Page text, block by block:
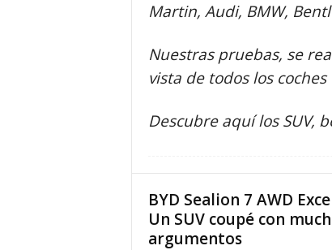
Martin, Audi, BMW,
Nuestras pruebas, se
vista de todos los
Descubre aquí los SUV,
BYD Sealion 7 AWD
Un SUV coupé con
argumentos